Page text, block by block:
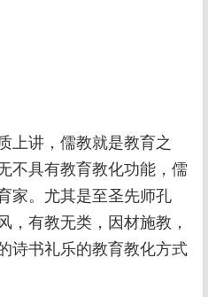
上讲，儒教就是教育之
不具有教育教化功能，儒
家。尤其是至圣先师孔
，有教无类，因材施教，
诗书礼乐的教育教化方式